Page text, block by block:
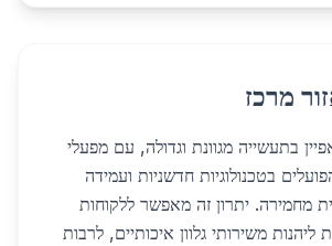
מרכז
בתעשייה מגוונת וגדולה, עם מפעלי
בטכנולוגיות חדשניות ועמידה
מחמירה. יתרון זה מאפשר ללקוחות
ליהנות משירותי גלוון איכותיים, לרבות